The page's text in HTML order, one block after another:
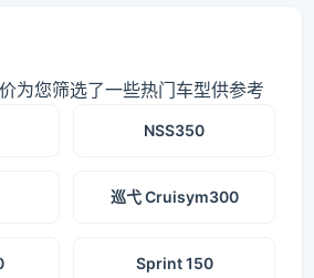
为您筛选了一些热门车型供参考
NSS350
巡弋 Cruisym300
Sprint 150